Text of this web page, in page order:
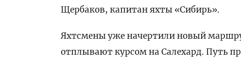
Щербаков, капитан яхты «Сибирь».
Яхтсмены уже начертили новый
отплывают курсом на Салехард. Путь